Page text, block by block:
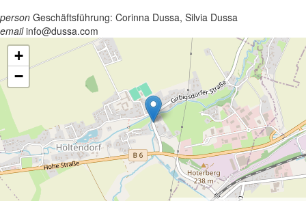
person Geschäftsführung: Corinna Dussa, Silvia Dussa
emailinfo@dussa.com
+
−